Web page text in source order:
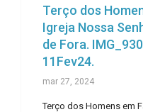
Terço dos
Igreja Nossa
de Fora.
11Fev24.
mar 27, 2024
Terço dos Homens em